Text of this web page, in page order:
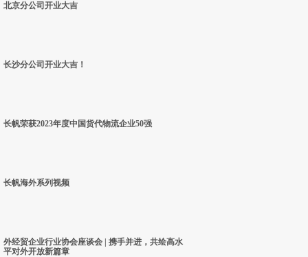
北京分公司开业大吉
长沙分公司开业大吉！
长帆荣获2023年度中国货代物流企业50强
长帆海外系列视频
外经贸企业行业协会座谈会 | 携手并进，共绘高水
平对外开放新篇章